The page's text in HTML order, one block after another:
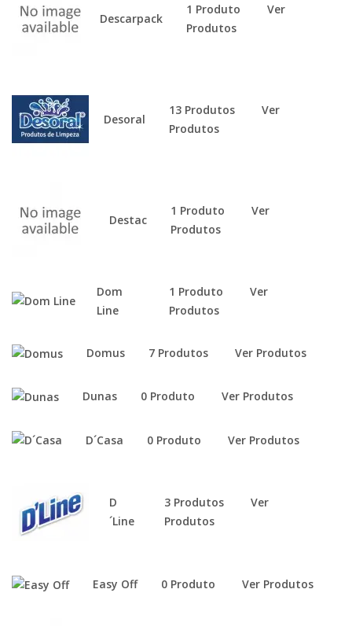
Descarpack
1 Produto
Ver
Produtos
Desoral
13 Produtos
Ver
Produtos
Destac
1 Produto
Ver
Produtos
Dom
Line
1 Produto
Ver
Produtos
Domus 7 Produtos Ver Produtos
Dunas 0 Produto Ver Produtos
D´Casa 0 Produto Ver Produtos
D
´Line
3 Produtos
Ver
Produtos
Easy Off 0 Produto Ver Produtos